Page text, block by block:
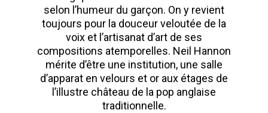
selon l’humeur du garçon. On y revient
toujours pour la douceur veloutée de la
voix et l’artisanat d’art de ses
compositions atemporelles. Neil Hannon
mérite d’être une institution, une salle
d’apparat en velours et or aux étages de
l’illustre château de la pop anglaise
traditionnelle.